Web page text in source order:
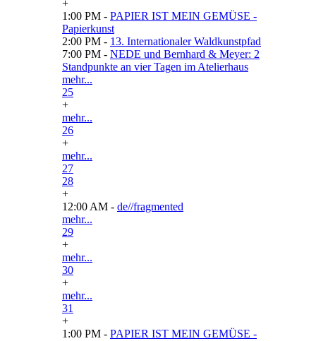
+
1:00 PM - PAPIER IST MEIN GEMÜSE -
Papierkunst
2:00 PM - 13. Internationaler Waldkunstpfad
7:00 PM - NEDE und Bernhard & Meyer: 2
Standpunkte an vier Tagen im Atelierhaus
mehr...
25
+
mehr...
26
+
mehr...
27
28
+
12:00 AM - de//fragmented
mehr...
29
+
mehr...
30
+
mehr...
31
+
1:00 PM - PAPIER IST MEIN GEMÜSE -